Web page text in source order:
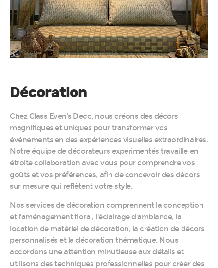
Décoration
Chez Class Even's Deco, nous créons des décors
magnifiques et uniques pour transformer vos
événements en des expériences visuelles extraordinaires.
Notre équipe de décorateurs expérimentés travaille en
étroite collaboration avec vous pour comprendre vos
goûts et vos préférences, afin de concevoir des décors
sur mesure qui reflètent votre style.
Nos services de décoration comprennent la conception
et l'aménagement floral, l'éclairage d'ambiance, la
location de matériel de décoration, la création de décors
personnalisés et la décoration thématique. Nous
accordons une attention minutieuse aux détails et
utilisons des techniques professionnelles pour créer des